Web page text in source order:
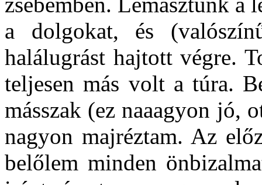
a dolgokat, és
halálugrást hajtott végre.
teljesen más volt a túra.
másszak (ez naaagyon jó,
nagyon majréztam. Az
belőlem minden